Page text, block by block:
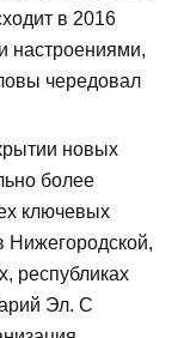
в 2016
настроениями,
чередовал
новых
более
ключевых
Нижегородской,
республиках
Эл. С